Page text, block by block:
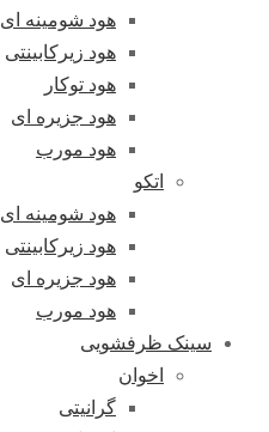
هود شومینه ای
هود زیرکابینتی
هود توکار
هود جزیره ای
هود مورب
اتکو
هود شومینه ای
هود زیرکابینتی
هود جزیره ای
هود مورب
سینک ظرفشویی
اخوان
گرانیتی